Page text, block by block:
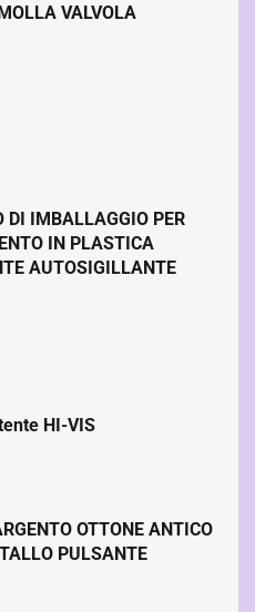
VALVOLA
DI IMBALLAGGIO PER
IN PLASTICA
AUTOSIGILLANTE
HI-VIS
OTTONE ANTICO
PULSANTE